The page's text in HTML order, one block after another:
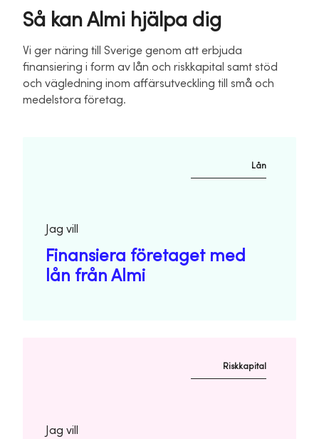
Så kan Almi hjälpa dig
Vi ger näring till Sverige genom att erbjuda
finansiering i form av lån och riskkapital samt stöd
och vägledning inom affärsutveckling till små och
medelstora företag.
Lån
Jag vill
Finansiera företaget med
lån från Almi
Riskkapital
Jag vill